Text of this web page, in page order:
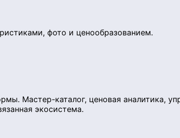
фото и ценообразованием.
Мастер-каталог, ценовая аналитика,
экосистема.